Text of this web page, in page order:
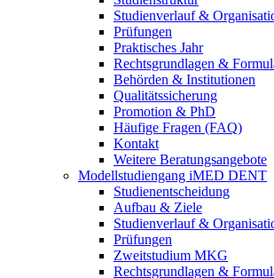
Studienverlauf &
Prüfungen
Praktisches Jahr
Rechtsgrundlagen &
Behörden & Institutionen
Qualitätssicherung
Promotion & PhD
Häufige Fragen (FAQ)
Kontakt
Weitere Beratungsangebote
Modellstudiengang iMED DENT
Studienentscheidung
Aufbau & Ziele
Studienverlauf &
Prüfungen
Zweitstudium MKG
Rechtsgrundlagen &